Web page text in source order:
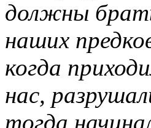
должны
наших
когда
нас,
тогда